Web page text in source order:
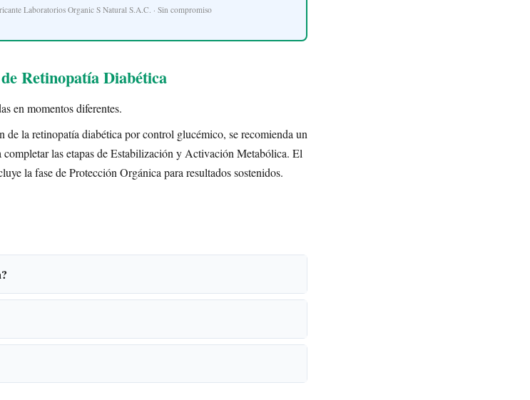
Laboratorios Organic S Natural S.A.C. · Sin compromiso
Retinopatía Diabética
en momentos diferentes.
de la retinopatía diabética por control glucémico, se recomienda un
las etapas de Estabilización y Activación Metabólica. El
la fase de Protección Orgánica para resultados sostenidos.